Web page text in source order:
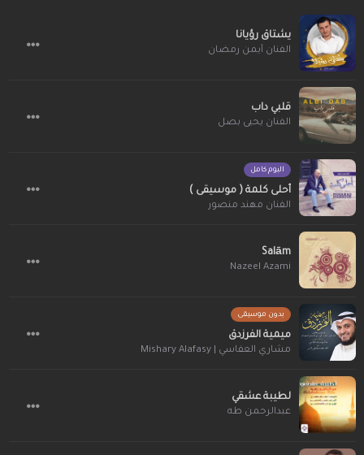
يشتاق رؤيانا
الفنان أيمن رمضان
قلبي داب
الفنان يحيى بصل
البوم كامل
أحلى كلمة ( موسيقى )
الفنان مهند منصور
Salām
Nazeel Azami
بدون موسيقى
ميمية الفرزدق
مشاري العفاسي | Mishary Alafasy
لطيبة عشقي
عبدالرحمن طه